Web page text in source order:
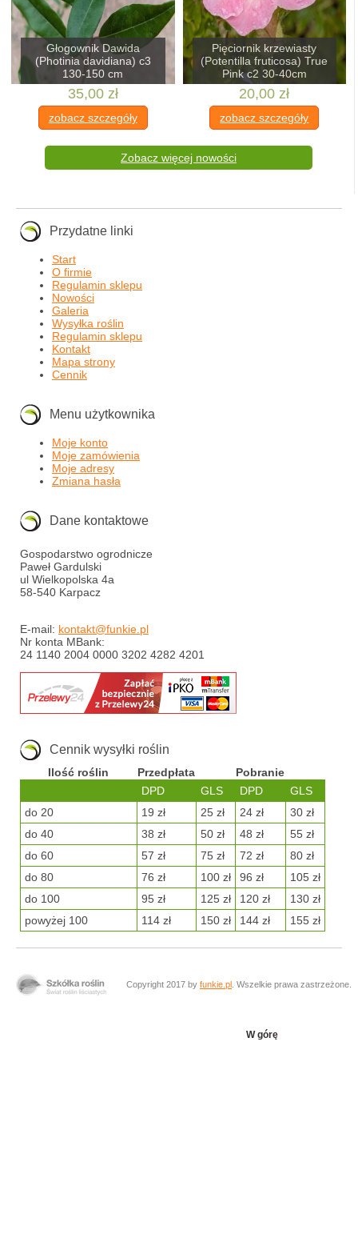
Głogownik Dawida
(Photinia davidiana) c3
130-150 cm
35,00 zł
zobacz szczegóły
Pięciornik krzewiasty
(Potentilla fruticosa) True
Pink c2 30-40cm
20,00 zł
zobacz szczegóły
Zobacz więcej nowości
Przydatne linki
Start
O firmie
Regulamin sklepu
Nowości
Galeria
Wysyłka roślin
Regulamin sklepu
Kontakt
Mapa strony
Cennik
Menu użytkownika
Moje konto
Moje zamówienia
Moje adresy
Zmiana hasła
Dane kontaktowe
Gospodarstwo ogrodnicze
Paweł Gardulski
ul Wielkopolska 4a
58-540 Karpacz
E-mail: kontakt@funkie.pl
Nr konta MBank:
24 1140 2004 0000 3202 4282 4201
Cennik wysyłki roślin
Ilość roślin Przedpłata
Pobranie
DPD
GLS DPD
GLS
do 20
19 zł 25 zł 24 zł
30 zł
do 40
38 zł 50 zł 48 zł
55 zł
do 60
57 zł 75 zł 72 zł
80 zł
do 80
76 zł 100 zł 96 zł
105 zł
do 100
95 zł 125 zł 120 zł
130 zł
powyżej 100
114 zł 150 zł 144 zł 155 zł
Copyright 2017 by funkie.pl . Wszelkie prawa zastrzeżone.
W górę